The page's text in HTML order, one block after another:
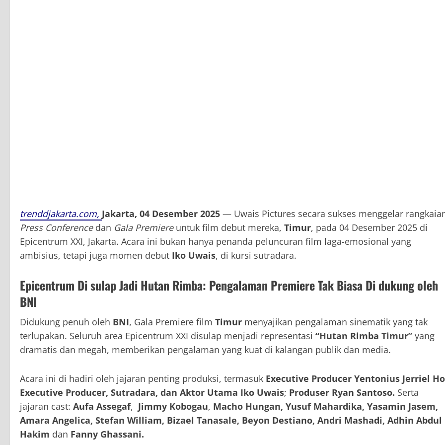
trenddjakarta.com, Jakarta, 04 Desember 2025 — Uwais Pictures secara sukses menggelar
Press Conferencedan Gala Premiereuntuk film debut mereka, Timur, pada 04 Desember 2025 di
Epicentrum XXI, Jakarta. Acara ini bukan hanya penanda peluncuran film laga-emosional yang
ambisius, tetapi juga momen debut Iko Uwais, di kursi sutradara.
Epicentrum Di sulap Jadi Hutan Rimba: Pengalaman Premiere Tak Biasa Di dukung oleh
BNI
Didukung penuh oleh BNI, Gala Premiere film Timur menyajikan pengalaman sinematik yang tak
terlupakan. Seluruh area Epicentrum XXI disulap menjadi representasi “Hutan Rimba Timur” yang
dramatis dan megah, memberikan pengalaman yang kuat di kalangan publik dan media.
Acara ini di hadiri oleh jajaran penting produksi, termasuk Executive Producer Yentonius Jerriel Ho
Executive Producer, Sutradara, dan Aktor Utama Iko Uwais; Produser Ryan Santoso. Serta
jajaran cast: Aufa Assegaf, Jimmy Kobogau, Macho Hungan, Yusuf Mahardika, Yasamin Jasem,
Amara Angelica, Stefan William, Bizael Tanasale, Beyon Destiano, Andri Mashadi, Adhin Abdul
Hakim dan Fanny Ghassani.